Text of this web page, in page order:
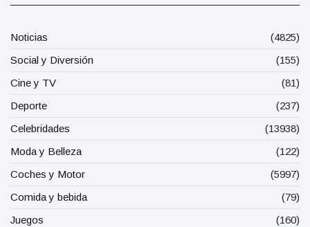
Noticias
(4825)
Social y Diversión
(155)
Cine y TV
(81)
Deporte
(237)
Celebridades
(13938)
Moda y Belleza
(122)
Coches y Motor
(5997)
Comida y bebida
(79)
Juegos
(160)